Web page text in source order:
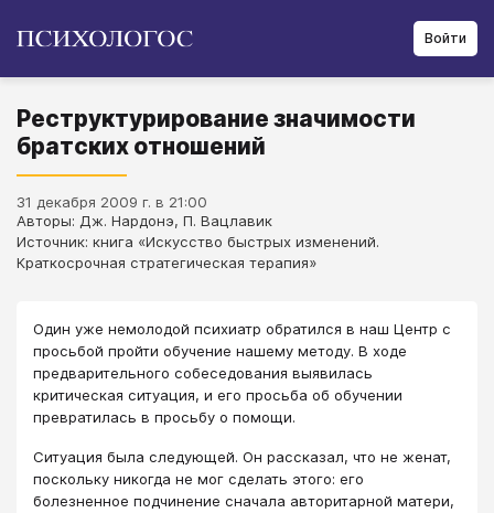
Войти
Реструктурирование значимости
братских отношений
31 декабря 2009 г. в 21:00
Авторы: Дж. Нардонэ, П. Вацлавик
Источник: книга «Искусство быстрых изменений.
Краткосрочная стратегическая терапия»
Один уже немолодой психиатр обратился в наш Центр с
просьбой пройти обучение нашему методу. В ходе
предварительного собеседования выявилась
критическая ситуация, и его просьба об обучении
превратилась в просьбу о помощи.
Ситуация была следующей. Он рассказал, что не женат,
поскольку никогда не мог сделать этого: его
болезненное подчинение сначала авторитарной матери,